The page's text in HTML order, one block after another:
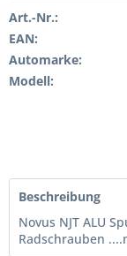
Art.-Nr.:
EAN:
Automarke:
Modell:
Beschreibung
Novus NJT ALU
Radschrauben